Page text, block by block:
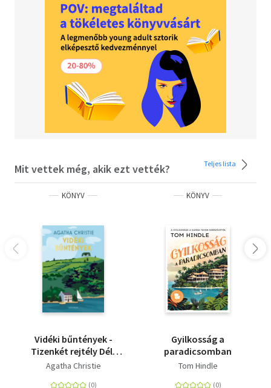
kelti életre, és a történelmileg pontos korrajz ezúttal a
hangosfilm megjelenésének nyertesei és vesztesei közé
kalauzolja az olvasót.
Mit vettek még, akik ezt vették? Teljes lista
KÖNYV
Vidéki bűntények -
Tizenkét rejtély Dél-
Angliából
Agatha Christie
KÖNYV
Gyilkosság a
paradicsomban
Tom Hindle